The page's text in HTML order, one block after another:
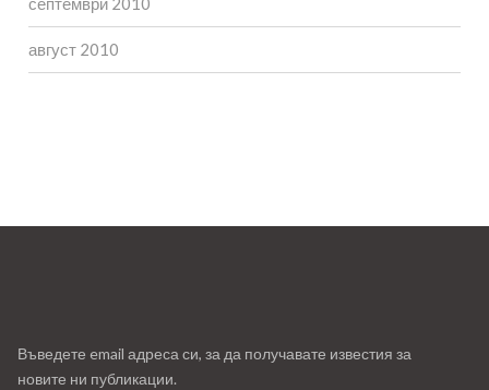
август 2010
Въведете email адреса си, за да получавате известия за
новите ни публикации.